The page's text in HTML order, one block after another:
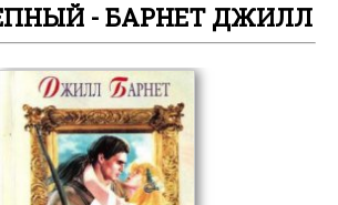
- БАРНЕТ ДЖИЛЛ